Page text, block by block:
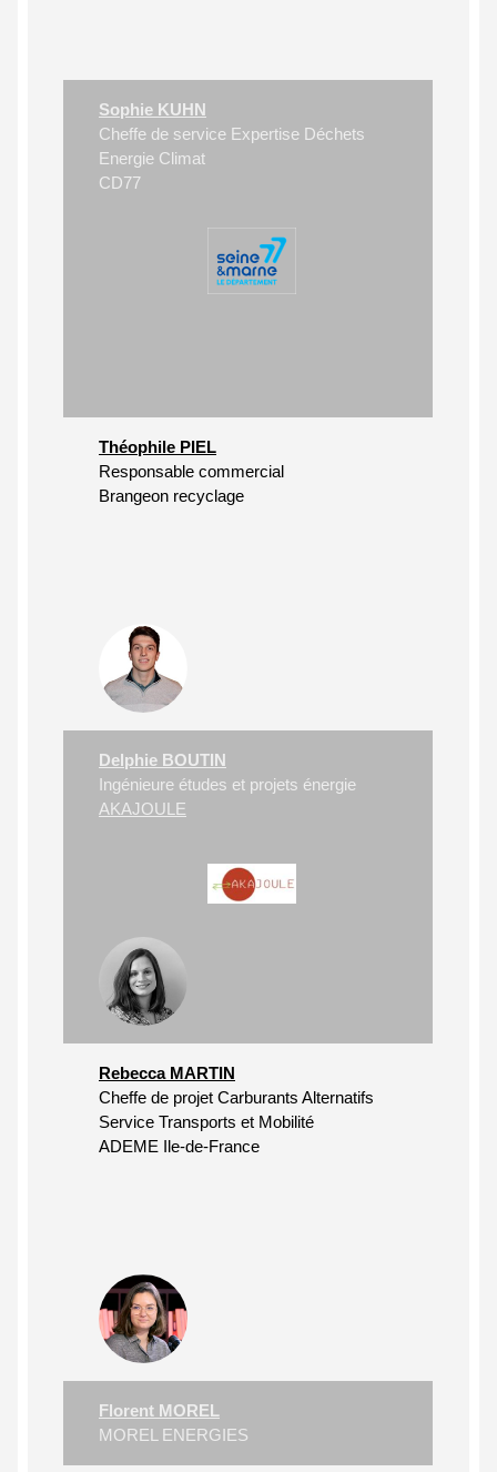
Sophie KUHN
Cheffe de service Expertise Déchets
Energie Climat
CD77
Théophile PIEL
Responsable commercial
Brangeon recyclage
Delphie BOUTIN
Ingénieure études et projets énergie
AKAJOULE
Rebecca MARTIN
Cheffe de projet Carburants Alternatifs
Service Transports et Mobilité
ADEME Ile-de-France
Florent MOREL
MOREL ENERGIES